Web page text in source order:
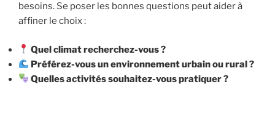
besoins. Se poser les bonnes questions peut aider à
affiner le choix :
Quel climat recherchez-vous ?
Préférez-vous un environnement urbain ou rural ?
Quelles activités souhaitez-vous pratiquer ?